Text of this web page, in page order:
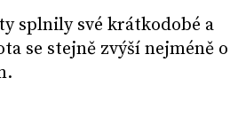
splnily své krátkodobé a
se stejně zvýší nejméně o